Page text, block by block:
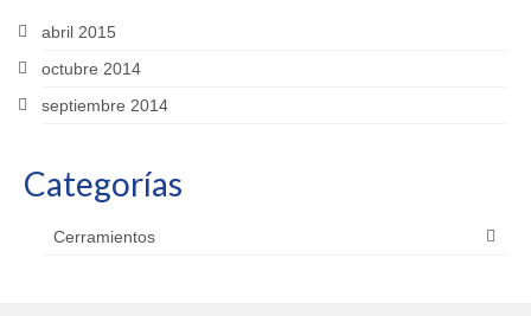
abril 2015
octubre 2014
septiembre 2014
Categorías
Cerramientos